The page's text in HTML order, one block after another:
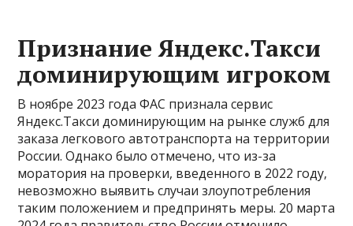
Признание Яндекс.Такси
доминирующим игроком
В ноябре 2023 года ФАС признала сервис
Яндекс.Такси доминирующим на рынке служб для
заказа легкового автотранспорта на территории
России. Однако было отмечено, что из-за
моратория на проверки, введенного в 2022 году,
невозможно выявить случаи злоупотребления
таким положением и предпринять меры. 20 марта